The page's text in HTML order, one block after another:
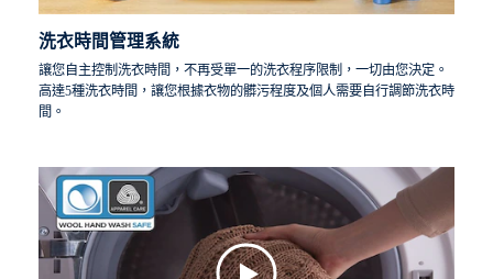
洗衣時間管理系統
讓您自主控制洗衣時間，不再受單一的洗衣程序限制，一切由您決定。
高達5種洗衣時間，讓您根據衣物的髒污程度及個人需要自行調節洗衣時
間。